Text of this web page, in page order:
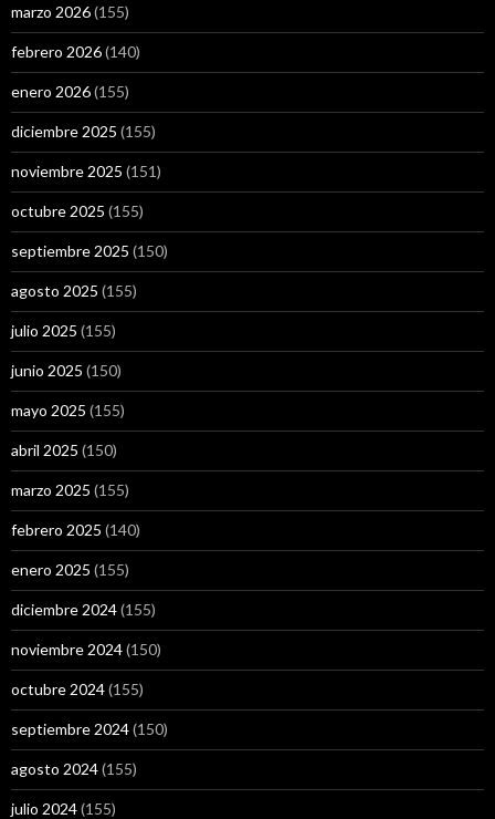
marzo 2026(155)
febrero 2026(140)
enero 2026(155)
diciembre 2025 (155)
noviembre 2025 (151)
octubre 2025 (155)
septiembre 2025 (150)
agosto 2025 (155)
julio 2025 (155)
junio 2025 (150)
mayo 2025 (155)
abril 2025 (150)
marzo 2025 (155)
febrero 2025 (140)
enero 2025 (155)
diciembre 2024(155)
noviembre 2024(150)
octubre 2024(155)
septiembre 2024(150)
agosto 2024(155)
julio 2024(155)